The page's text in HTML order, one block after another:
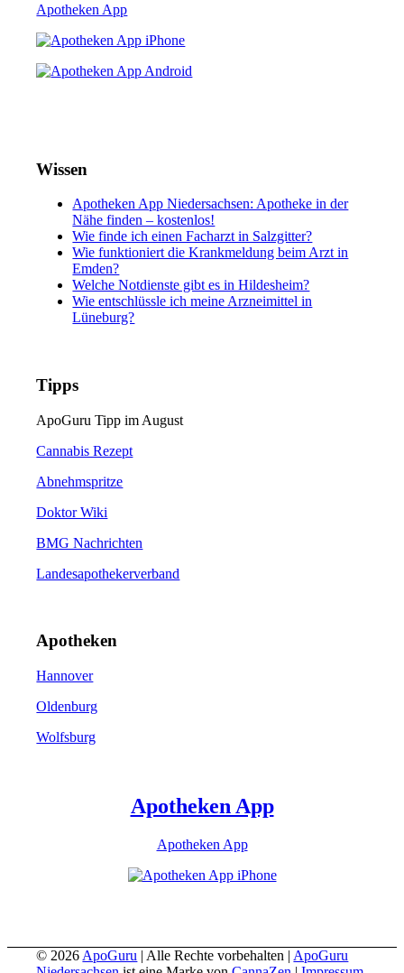
Apotheken App
Wissen
Apotheken App Niedersachsen: Apotheke in der
Nähe finden – kostenlos!
Wie finde ich einen Facharzt in Salzgitter?
Wie funktioniert die Krankmeldung beim Arzt in
Emden?
Welche Notdienste gibt es in Hildesheim?
Wie entschlüssle ich meine Arzneimittel in
Lüneburg?
Tipps
ApoGuru Tipp im August
Cannabis Rezept
Abnehmspritze
Doktor Wiki
BMG Nachrichten
Landesapothekerverband
Apotheken
Hannover
Oldenburg
Wolfsburg
Apotheken App
Apotheken App
© 2026 ApoGuru | Alle Rechte vorbehalten | ApoGuru